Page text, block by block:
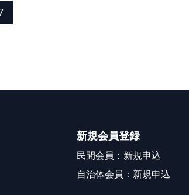
新規会員登録
民間会員：新規申込
自治体会員：新規申込